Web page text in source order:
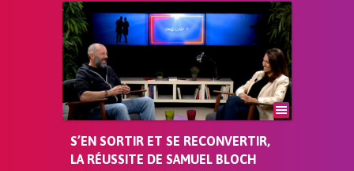
S’EN SORTIR ET SE RECONVERTIR,
LA RÉUSSITE DE SAMUEL BLOCH